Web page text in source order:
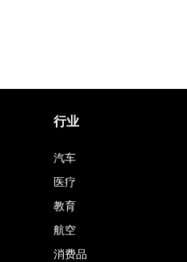
行业
汽车
医疗
教育
航空
消费品